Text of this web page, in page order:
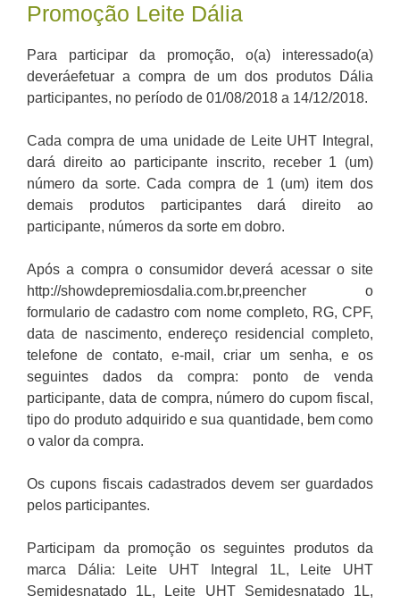
Promoção Leite Dália
Para participar da promoção, o(a) interessado(a)
deveráefetuar a compra de um dos produtos Dália
participantes, no período de 01/08/2018 a 14/12/2018.
Cada compra de uma unidade de Leite UHT Integral,
dará direito ao participante inscrito, receber 1 (um)
número da sorte. Cada compra de 1 (um) item dos
demais produtos participantes dará direito ao
participante, números da sorte em dobro.
Após a compra o consumidor deverá acessar o site
http://showdepremiosdalia.com.br,preencher o
formulario de cadastro com nome completo, RG, CPF,
data de nascimento, endereço residencial completo,
telefone de contato, e-mail, criar um senha, e os
seguintes dados da compra: ponto de venda
participante, data de compra, número do cupom fiscal,
tipo do produto adquirido e sua quantidade, bem como
o valor da compra.
Os cupons fiscais cadastrados devem ser guardados
pelos participantes.
Participam da promoção os seguintes produtos da
marca Dália: Leite UHT Integral 1L, Leite UHT
Semidesnatado 1L, Leite UHT Semidesnatado 1L,